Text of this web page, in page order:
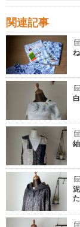
関連記事